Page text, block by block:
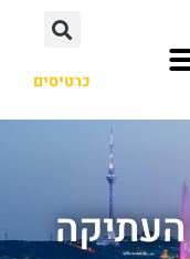
כרטיסים
העתיקה